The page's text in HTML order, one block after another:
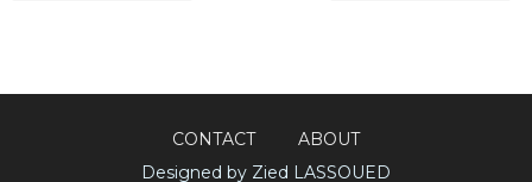
CONTACT
ABOUT
Designed by Zied LASSOUED